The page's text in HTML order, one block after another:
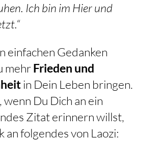
Ich bin im Hier und
einfachen Gedanken
mehrFrieden und
in Dein Leben bringen.
Du Dich an ein
Zitat erinnern willst,